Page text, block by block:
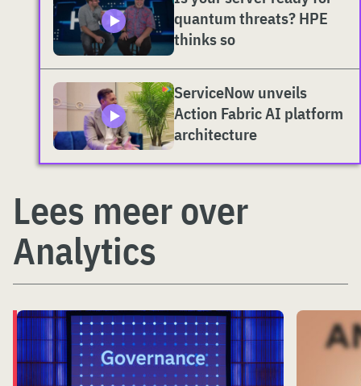
quantum threats? HPE
thinks so
ServiceNow unveils
Action Fabric AI platform
architecture
Lees meer over
Analytics